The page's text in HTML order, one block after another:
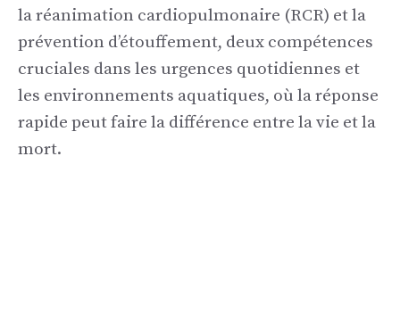
la réanimation cardiopulmonaire (RCR) et la
prévention d’étouffement, deux compétences
cruciales dans les urgences quotidiennes et
les environnements aquatiques, où la réponse
rapide peut faire la différence entre la vie et la
mort.